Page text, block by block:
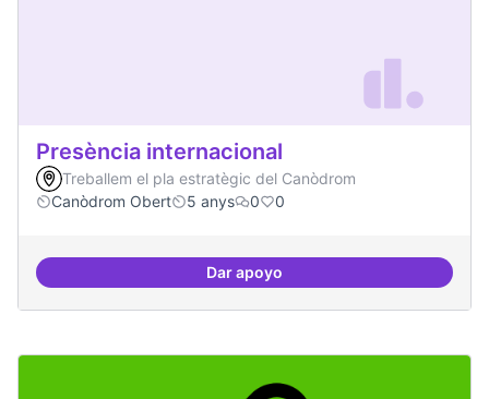
Presència internacional
Treballem el pla estratègic del Canòdrom
Canòdrom Obert
5 anys 0 0
Dar apoyoPresència internacional